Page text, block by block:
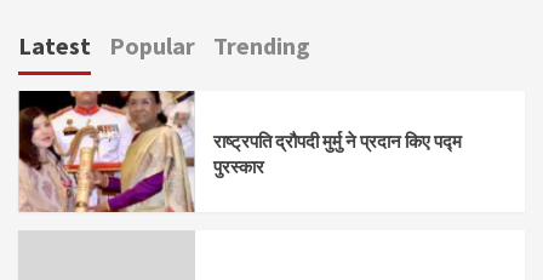
Latest Popular Trending
राष्ट्रपति द्रौपदी मुर्मु ने प्रदान किए पद्म
पुरस्कार